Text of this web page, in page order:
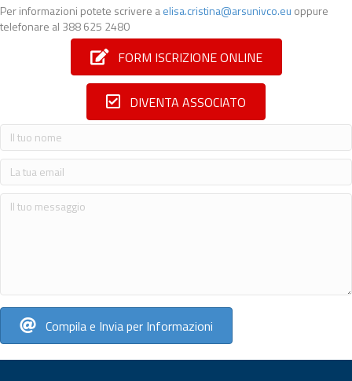
Per informazioni potete scrivere aelisa.cristina@arsunivco.eu oppure
telefonare al 388 625 2480
FORM ISCRIZIONE ONLINE
DIVENTA ASSOCIATO
Compila e Invia per Informazioni